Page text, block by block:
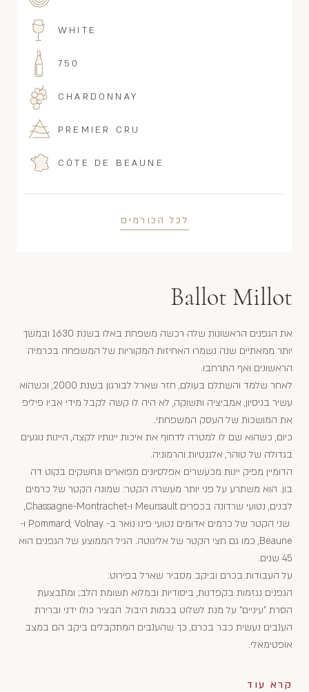
WHITE
750
CHARDONNAY
PREMIER CRU
CÔTE DE BEAUNE
לכל הכורמים
Ballot Millot
את הגפנים הראשונות שלה רכשה משפחת באלו בשנת 1630 ובמשך
יותר ממאתיים שנה נשמרו האחיזות המקוריות של המשפחה בכרמיה
הראשונים ואף התרחבו.
לאחר שלמד והשתלם בעולם, חזר שארל לבורגון בשנת 2000, וכשהוא
עשיר בניסיון, אמביציה ותשוקה, לא היה לו קשה לקבל מידי אביו פיליפ
את המושכות של העסק המשפחתי.
כיום, כשהוא שם לו למטרה לדחוף את איכות יינותיו לקצה, היינות נוגעים
בגדולה של טוהר, אלגנטיות והרמוניה.
הדומיין מפיק יינות מכעשרים אפלסיונים מפוארים ונחשקים בקוט דה
בון. הוא משתרע על פני יותר מעשרה הקטר: שמונה הקטר של כרמים
לבנים, נטועי שרדונה בכפרים Meursault ו-Chassagne-Montrachet,
שני הקטר של כרמים אדומים נטועי פינו נואר ב- Pommard, Volnay ו-
Beaune, כמו גם חצי הקטר של אליגוטה. הגיל הממוצע של הגפנים הוא
45 שנים.
על העבודות בכרם וביקב מסביר שארל בפירוט:
הגפנים נגזמות בקפדנות, ביסודיות ובמלוא תשומת הלב; ומתבצעת
הסרת "עיניים" על מנת לשלוט בכמות היבול. הבציר כולו ידני וברירת
הענבים נעשית כבר בכרם, כך שהענבים המתקבלים ביקב הם במצב
אופטימאלי.
קרא עוד